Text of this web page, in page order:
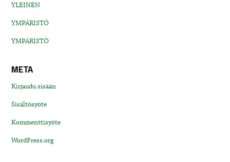
YLEINEN
YMPÄRISTÖ
YMPÄRISTÖ
META
Kirjaudu sisään
Sisältösyöte
Kommenttisyöte
WordPress.org